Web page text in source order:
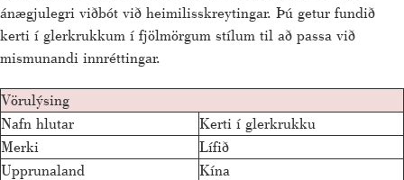
ánægjulegri viðbót við heimilisskreytingar. Þú getur fundið
kerti í glerkrukkum í fjölmörgum stílum til að passa við
mismunandi innréttingar.
Vörulýsing
Nafn hlutar
Kerti í glerkrukku
Merki
Lífið
Upprunaland
Kína